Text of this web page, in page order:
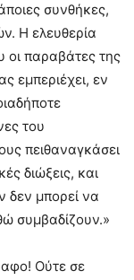
συνθήκες,
Η ελευθερία
οι παραβάτες της
εμπεριέχει, εν
του
πειθαναγκάσει
διώξεις, και
δεν μπορεί να
συμβαδίζουν.»
Ούτε σε